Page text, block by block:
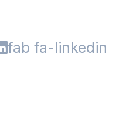
fab fa-linkedin